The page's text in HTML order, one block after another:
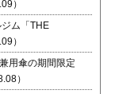
）
ム「THE
）
用傘の期間限定
）